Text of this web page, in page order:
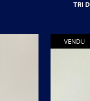
R
A
N
TRI
VENDU